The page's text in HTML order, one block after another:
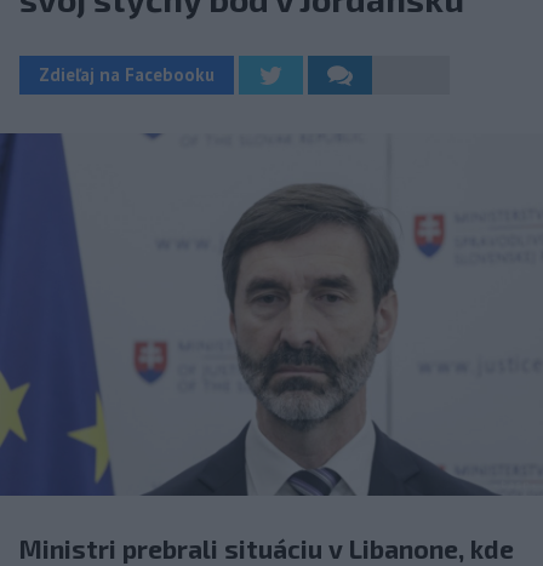
Zdieľaj na Facebooku
Ministri prebrali situáciu v Libanone, kde